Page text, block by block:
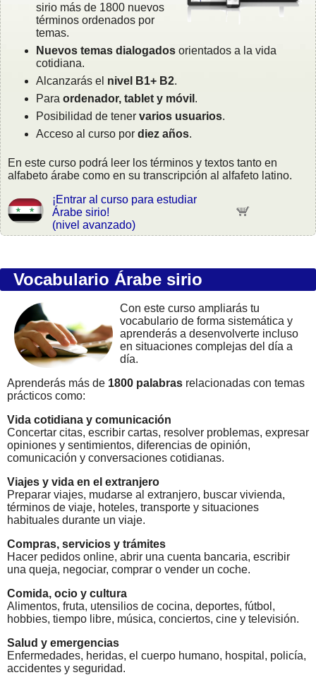
sirio más de 1800 nuevos
términos ordenados por
temas.
Nuevos temas dialogados orientados a la vida
cotidiana.
Alcanzarás el nivel B1+ B2.
Para ordenador, tablet y móvil .
Posibilidad de tener varios usuarios.
Acceso al curso por diez años.
En este curso podrá leer los términos y textos tanto en
alfabeto árabe como en su transcripción al alfafeto latino.
¡Entrar al curso para estudiar
Árabe sirio!
(nivel avanzado)
Vocabulario Árabe sirio
Con este curso ampliarás tu
vocabulario de forma sistemática y
aprenderás a desenvolverte incluso
en situaciones complejas del día a
día.
Aprenderás más de 1800 palabras relacionadas con temas
prácticos como:
Vida cotidiana y comunicación
Concertar citas, escribir cartas, resolver problemas, expresar
opiniones y sentimientos, diferencias de opinión,
comunicación y conversaciones cotidianas.
Viajes y vida en el extranjero
Preparar viajes, mudarse al extranjero, buscar vivienda,
términos de viaje, hoteles, transporte y situaciones
habituales durante un viaje.
Compras, servicios y trámites
Hacer pedidos online, abrir una cuenta bancaria, escribir
una queja, negociar, comprar o vender un coche.
Comida, ocio y cultura
Alimentos, fruta, utensilios de cocina, deportes, fútbol,
hobbies, tiempo libre, música, conciertos, cine y televisión.
Salud y emergencias
Enfermedades, heridas, el cuerpo humano, hospital, policía,
accidentes y seguridad.